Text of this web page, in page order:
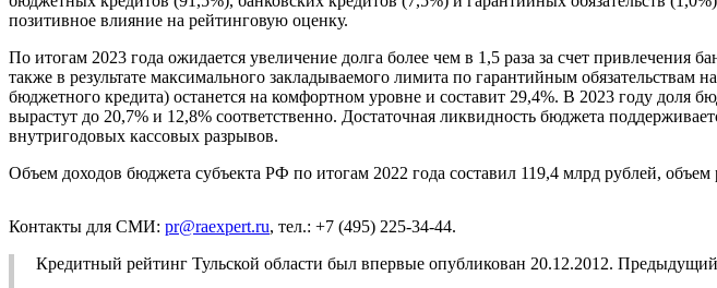
позитивное влияние на рейтинговую оценку.
По итогам 2023 года ожидается увеличение долга более чем в 1,5 раза за счет
также в результате максимального закладываемого лимита по гарантийным обязательствам
бюджетного кредита) останется на комфортном уровне и составит 29,4%. В 2023 году доля
вырастут до 20,7% и 12,8% соответственно. Достаточная ликвидность бюджета
внутригодовых кассовых разрывов.
Объем доходов бюджета субъекта РФ по итогам 2022 года составил 119,4 млрд рублей, объем
Контакты для СМИ: pr@raexpert.ru, тел.: +7 (495) 225-34-44.
Кредитный рейтинг Тульской области был впервые опубликован 20.12.2012.